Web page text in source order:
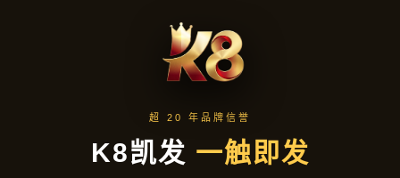
热点聚焦
首页 热点聚焦